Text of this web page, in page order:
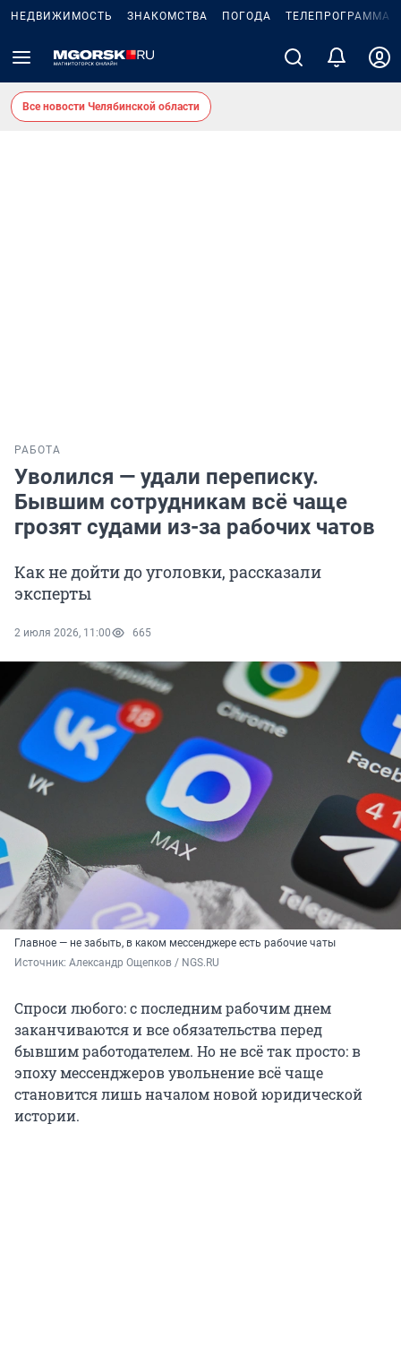
НЕДВИЖИМОСТЬ ЗНАКОМСТВА ПОГОДА ТЕЛЕПРОГРАММА
Все новости Челябинской области
РАБОТА
Уволился — удали переписку.
Бывшим сотрудникам всё чаще
грозят судами из-за рабочих чатов
Как не дойти до уголовки, рассказали
эксперты
2 июля 2026, 11:00 665
Главное — не забыть, в каком мессенджере есть рабочие чаты
Источник: Александр Ощепков / NGS.RU
Спроси любого: с последним рабочим днем
заканчиваются и все обязательства перед
бывшим работодателем. Но не всё так просто: в
эпоху мессенджеров увольнение всё чаще
становится лишь началом новой юридической
истории.